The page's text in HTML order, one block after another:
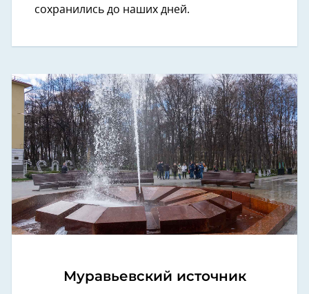
сохранились до наших дней.
Муравьевский источник